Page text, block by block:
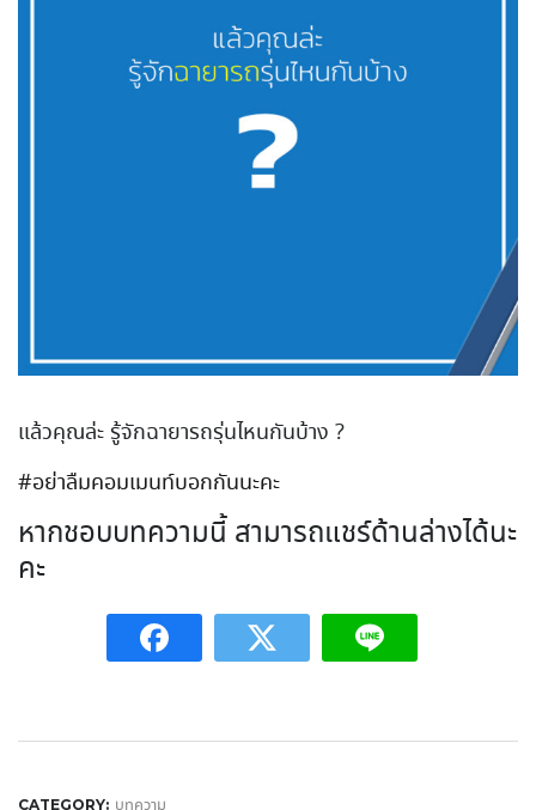
แล้วคุณล่ะ รู้จักฉายารถรุ่นไหนกันบ้าง ?
#อย่าลืมคอมเมนท์บอกกันนะคะ
หากชอบบทความนี้ สามารถแชร์ด้านล่างได้นะ
คะ
CATEGORY: บทความ